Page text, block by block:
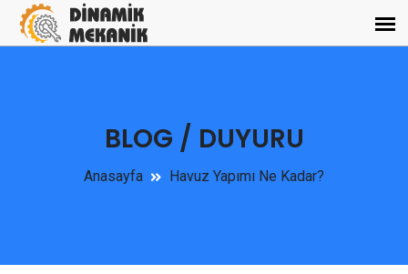
BLOG / DUYURU
Anasayfa Havuz Yapımı Ne Kadar?